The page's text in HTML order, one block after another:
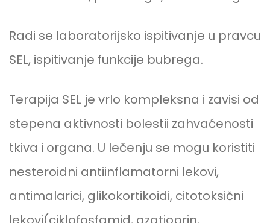
Radi se laboratorijsko ispitivanje u pravcu
SEL, ispitivanje funkcije bubrega.
Terapija SEL je vrlo kompleksna i zavisi od
stepena aktivnosti bolestii zahvaćenosti
tkiva i organa. U lečenju se mogu koristiti
nesteroidni antiinflamatorni lekovi,
antimalarici, glikokortikoidi, citotoksični